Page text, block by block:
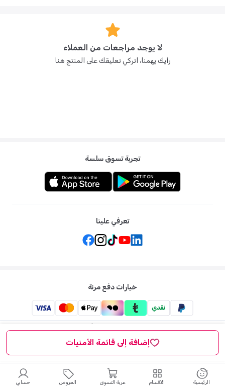
إضافة إلى قائمة الأمنيات
لا يوجد مراجعات من العملاء
رأيك يهمنا، اتركي تعليقك على المنتج هنا
الرئيسية الأقسام عربة التسوق العروض حسابي
تجربة تسوق سلسة
تعرفي علينا
خيارات دفع مرنة
2026 ممزورلد . جميع الحقوق محفوظة